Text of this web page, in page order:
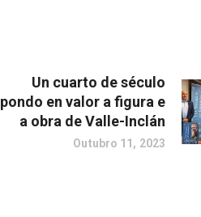
Un cuarto de século
pondo en valor a figura e
a obra de Valle-Inclán
Outubro 11, 2023